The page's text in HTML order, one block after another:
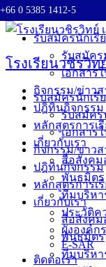
Skip to content
+66 0 5385 1412-5
โรงเรียนวชิรวิท
รับสมัครนักเรี
รับสมัคร
เอกสาร
กิจกรรม/ข่าวส
ปฎิทินกิจกรรม
หลักสูตรการเ
เกี่ยวกับเรา
สื่อสังคม
พันธมิตร
ทีมบริหา
รับสมัครนักเรี
รับสมัคร
เอกสาร
กิจกรรม/ข่าวส
ปฎิทินกิจกรรม
หลักสูตรการเ
เกี่ยวกับเรา
สื่อสังค
พันธมิตร
ทีมบริหา
ประวัติค
ผังองค์กร
E-SAR
ติดต่อเรา